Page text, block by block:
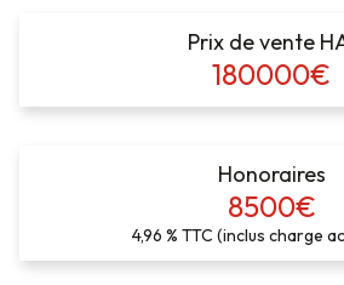
Prix de vente
180000€
Honoraires
8500€
4,96 % TTC (inclus charge